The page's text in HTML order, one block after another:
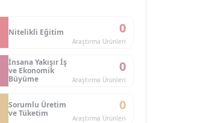
Nitelikli Eğitim 0
Araştırma Ürünleri
İnsana Yakışır İş
ve Ekonomik
Büyüme
0
Araştırma Ürünleri
Sorumlu Üretim
ve Tüketim
0
Araştırma Ürünleri